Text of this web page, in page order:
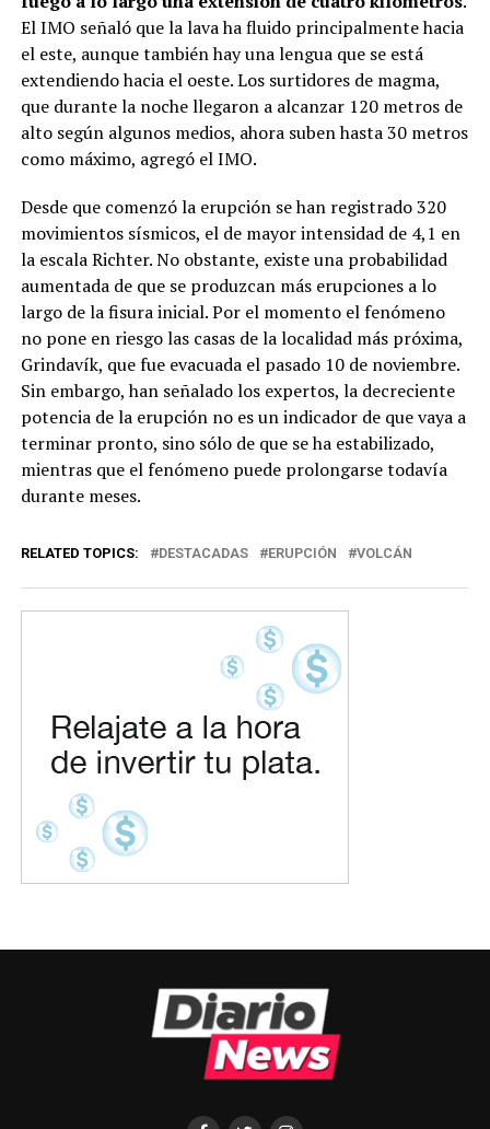
El IMO señaló que la lava ha fluido principalmente hacia
el este, aunque también hay una lengua que se está
extendiendo hacia el oeste. Los surtidores de magma,
que durante la noche llegaron a alcanzar 120 metros de
alto según algunos medios, ahora suben hasta 30 metros
como máximo, agregó el IMO.
Desde que comenzó la erupción se han registrado 320
movimientos sísmicos, el de mayor intensidad de 4,1 en
la escala Richter. No obstante, existe una probabilidad
aumentada de que se produzcan más erupciones a lo
largo de la fisura inicial. Por el momento el fenómeno
no pone en riesgo las casas de la localidad más próxima,
Grindavík, que fue evacuada el pasado 10 de noviembre.
Sin embargo, han señalado los expertos, la decreciente
potencia de la erupción no es un indicador de que vaya a
terminar pronto, sino sólo de que se ha estabilizado,
mientras que el fenómeno puede prolongarse todavía
durante meses.
RELATED TOPICS: DESTACADAS ERUPCIÓN VOLCÁN